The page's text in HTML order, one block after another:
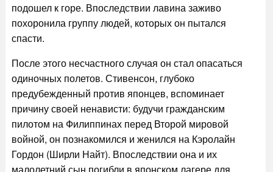
подошел к горе. Впоследствии лавина заживо
похоронила группу людей, которых он пытался
спасти.
После этого несчастного случая он стал опасаться
одиночных полетов. Стивенсон, глубоко
предубежденный против японцев, вспоминает
причину своей ненависти: будучи гражданским
пилотом на Филиппинах перед Второй мировой
войной, он познакомился и женился на Кэролайн
Гордон (Ширли Найт). Впоследствии она и их